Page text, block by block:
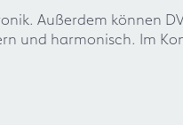
Außerdem können
und harmonisch. Im